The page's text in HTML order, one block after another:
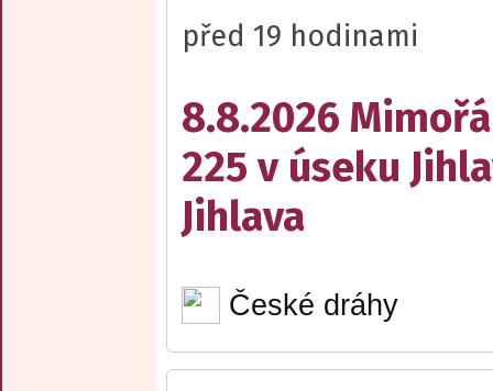
před 19 hodinami
8.8.2026
225 v úseku
Jihlava
České dráhy